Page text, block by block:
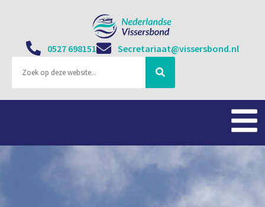
0527 698151 Secretariaat@vissersbond.nl